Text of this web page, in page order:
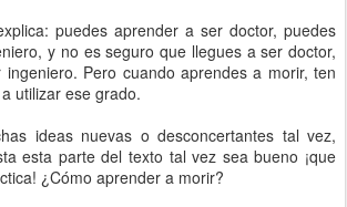
puedes aprender a ser doctor, puedes
y no es seguro que llegues a ser doctor,
Pero cuando aprendes a morir, ten
utilizar ese grado.
ideas nuevas o desconcertantes tal vez,
esta parte del texto tal vez sea bueno ¡que
¿Cómo aprender a morir?